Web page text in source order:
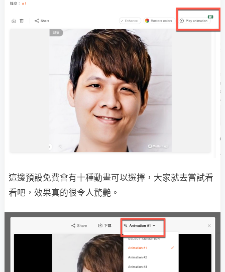
這邊預設免費會有十種動畫可以選擇，大家就去嘗試看
看吧，效果真的很令人驚艷。